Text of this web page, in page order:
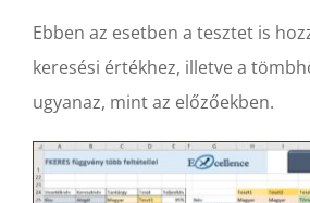
Ebben az esetben a tesztet is
keresési értékhez, illetve a
ugyanaz, mint az előzőekben.